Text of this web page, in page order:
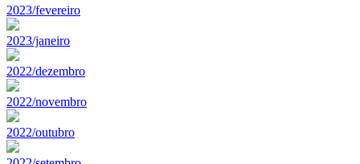
2023/fevereiro
2023/janeiro
2022/dezembro
2022/novembro
2022/outubro